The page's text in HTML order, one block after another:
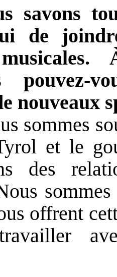
savons
de
pouvez-
nouveaux
sommes
et le
des
offrent